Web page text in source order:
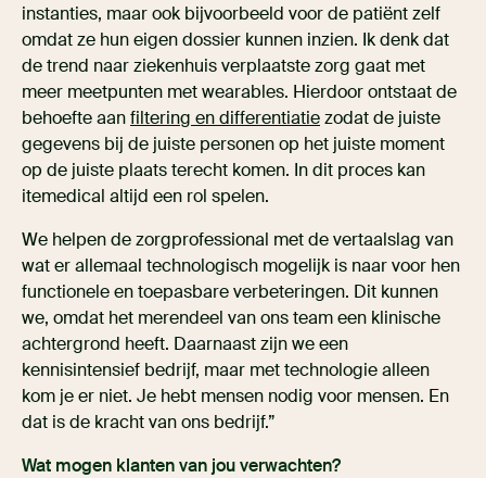
instanties, maar ook bijvoorbeeld voor de patiënt zelf
omdat ze hun eigen dossier kunnen inzien. Ik denk dat
de trend naar ziekenhuis verplaatste zorg gaat met
meer meetpunten met wearables. Hierdoor ontstaat de
behoefte aanfiltering en differentiatiezodat de juiste
gegevens bij de juiste personen op het juiste moment
op de juiste plaats terecht komen. In dit proces kan
itemedical altijd een rol spelen.
We helpen de zorgprofessional met de vertaalslag van
wat er allemaal technologisch mogelijk is naar voor hen
functionele en toepasbare verbeteringen. Dit kunnen
we, omdat het merendeel van ons team een klinische
achtergrond heeft. Daarnaast zijn we een
kennisintensief bedrijf, maar met technologie alleen
kom je er niet. Je hebt mensen nodig voor mensen. En
dat is de kracht van ons bedrijf.”
Wat mogen klanten van jou verwachten?